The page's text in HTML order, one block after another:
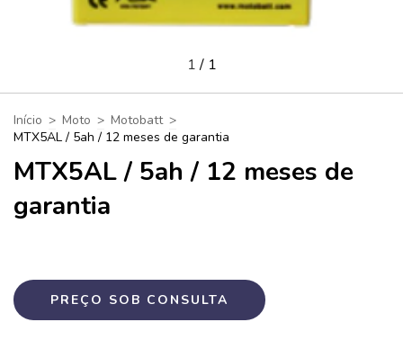
1/ 1
Início > Moto > Motobatt >
MTX5AL / 5ah / 12 meses de garantia
MTX5AL / 5ah / 12 meses de
garantia